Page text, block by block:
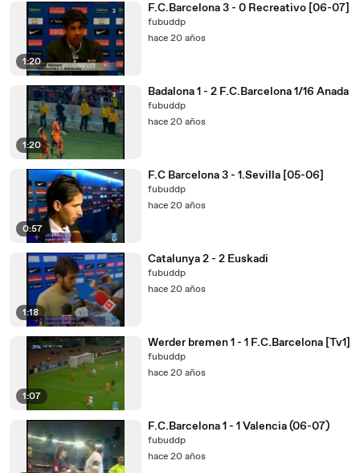
1:20
F.C.Barcelona 3 - 0 Recreativo [06-07]
fubuddp
hace 20 años
1:20
Badalona 1 - 2 F.C.Barcelona 1/16 Anada
fubuddp
hace 20 años
0:57
F.C Barcelona 3 - 1.Sevilla [05-06]
fubuddp
hace 20 años
1:18
Catalunya 2 - 2 Euskadi
fubuddp
hace 20 años
1:07
Werder bremen 1 - 1 F.C.Barcelona [Tv1]
fubuddp
hace 20 años
F.C.Barcelona 1 - 1 Valencia (06-07)
fubuddp
hace 20 años